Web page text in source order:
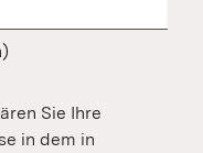
Sie Ihre
in dem in